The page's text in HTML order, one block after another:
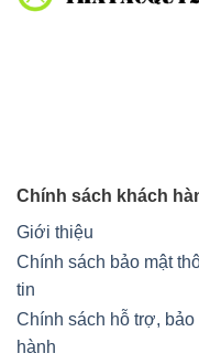
Chính sách khách
Giới thiệu
Chính sách bảo mật
tin
Chính sách hỗ trợ, bảo
hành